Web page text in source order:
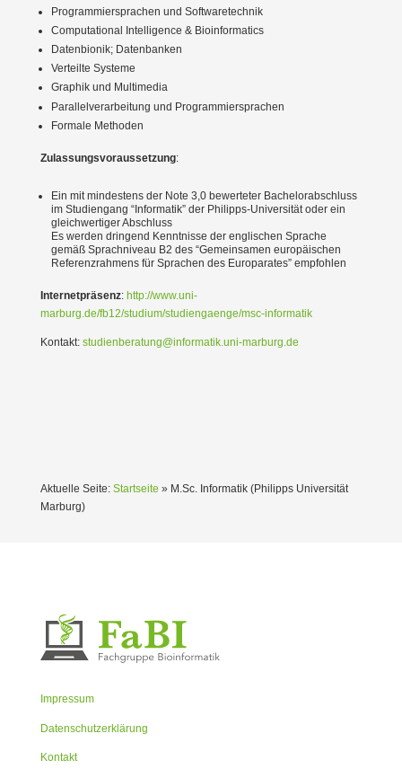
Program­mier­sprachen und Software­technik
Compu­ta­tional Intel­li­gence & Bioin­for­matics
Daten­bionik; Daten­banken
Verteilte Systeme
Graphik und Multi­media
Paral­lel­ver­ar­beitung und Program­mier­sprachen
Formale Methoden
Zulas­sungs­vor­aus­setzung:
Ein mit mindestens der Note 3,0 bewer­teter Bache­lor­ab­schluss
im Studi­engang “Infor­matik” der Philipps-Univer­sität oder ein
gleich­wer­tiger Abschluss
Es werden dringend Kennt­nisse der engli­schen Sprache
gemäß Sprach­niveau B2 des “Gemein­samen europäi­schen
Referenz­rahmens für Sprachen des Europa­rates” empfohlen
Inter­net­präsenz: http://www.uni-
marburg.de/fb12/studium/studiengaenge/msc-informatik
Kontakt: studienberatung@informatik.uni-marburg.de
Aktuelle Seite: Startseite » M.Sc. Infor­matik (Philipps Univer­sität
Marburg)
Impressum
Datenschutzerklärung
Kontakt